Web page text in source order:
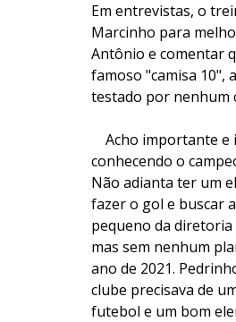
Em entrevistas, o
Marcinho para
Antônio e comentar
famoso "camisa 10",
testado por nenhum
Acho importante e
conhecendo o
Não adianta ter um
fazer o gol e buscar
pequeno da diretoria
mas sem nenhum
ano de 2021.
clube precisava de
futebol e um bom